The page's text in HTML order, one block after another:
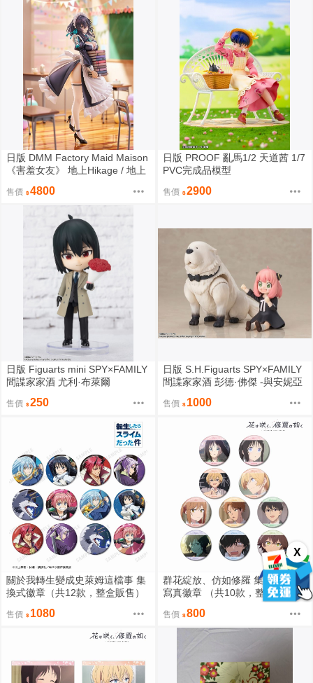
X
日版 DMM Factory Maid Maison
《害羞女友》 地上Hikage / 地上
售價 4800
日版 PROOF 亂馬1/2 天道茜 1/7
PVC完成品模型
售價 2900
日版 Figuarts mini SPY×FAMILY
間諜家家酒 尤利·布萊爾
售價 250
日版 S.H.Figuarts SPY×FAMILY
間諜家家酒 彭德·佛傑 -與安妮亞
售價 1000
關於我轉生變成史萊姆這檔事 集
換式徽章（共12款，整盒販售）
售價 1080
群花綻放、仿如修羅 集換式場面
寫真徽章 （共10款，整盒販售）
售價 800